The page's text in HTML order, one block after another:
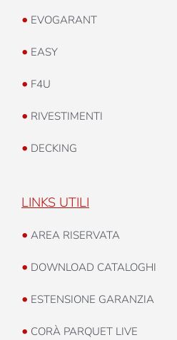
• EVOGARANT
• EASY
• F4U
• RIVESTIMENTI
• DECKING
LINKS UTILI
• AREA RISERVATA
• DOWNLOAD CATALOGHI
• ESTENSIONE GARANZIA
• CORÀ PARQUET LIVE